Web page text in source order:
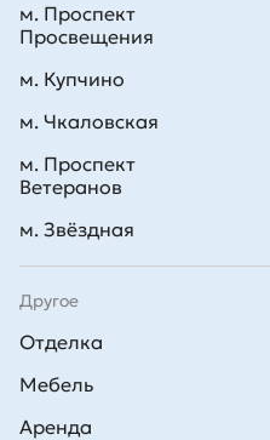
Другое
Отделка
Мебель
Аренда
м. Проспект
Просвещения
м. Купчино
м. Чкаловская
м. Проспект
Ветеранов
м. Звёздная